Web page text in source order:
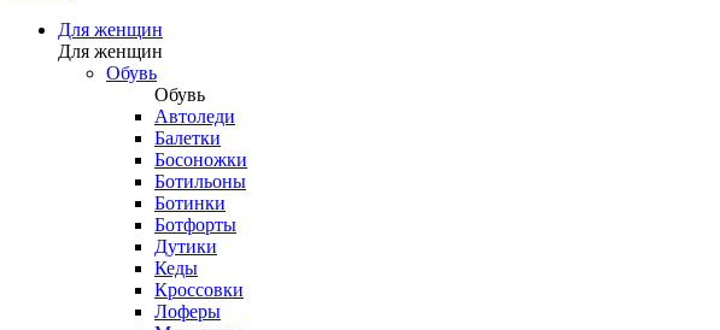
Для женщин
Для женщин
Обувь
Обувь
Автоледи
Балетки
Босоножки
Ботильоны
Ботинки
Ботфорты
Дутики
Кеды
Кроссовки
Лоферы